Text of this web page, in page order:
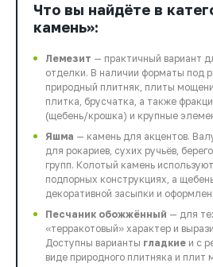
Что вы найдёте в
камень»:
Лемезит — практичный вариант
отделки. В наличии форматы под
природный плитняк, плиты
плитка, брусчатка, а также
(щебень/крошка) и крупные
Яшма — камень для акцентов.
для рокариев, сухих ручьёв,
групп. Колотый камень
подпорных конструкциях, а
декоративной засыпки и
Песчаник обожжённый — для
«терракотовый» характер и
Доступны варианты гладкие и с
виде природного плитняка и плит